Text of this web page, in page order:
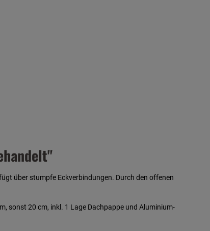
über stumpfe Eckverbindungen. Durch den offenen
sonst 20 cm, inkl. 1 Lage Dachpappe und Aluminium-